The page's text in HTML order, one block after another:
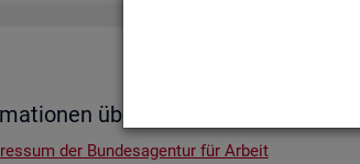
Im­pres­sum
über den Her­aus­ge­ber
der Bun­des­agen­tur für Ar­beit